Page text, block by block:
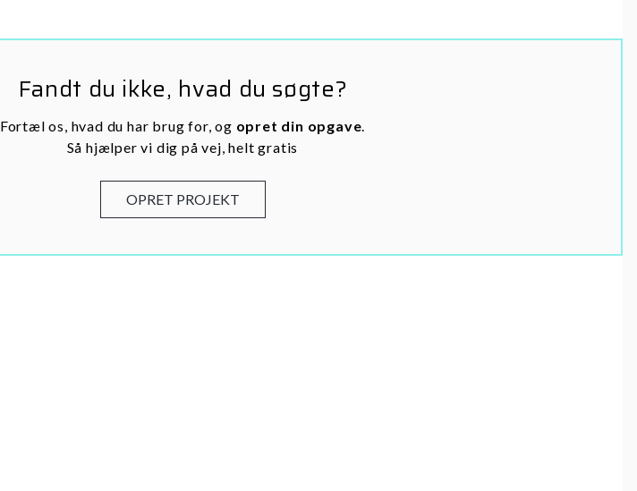
Fandt du ikke, hvad du søgte?
Fortæl os, hvad du har brug for, og opret din opgave.
Så hjælper vi dig på vej, helt gratis
OPRET PROJEKT